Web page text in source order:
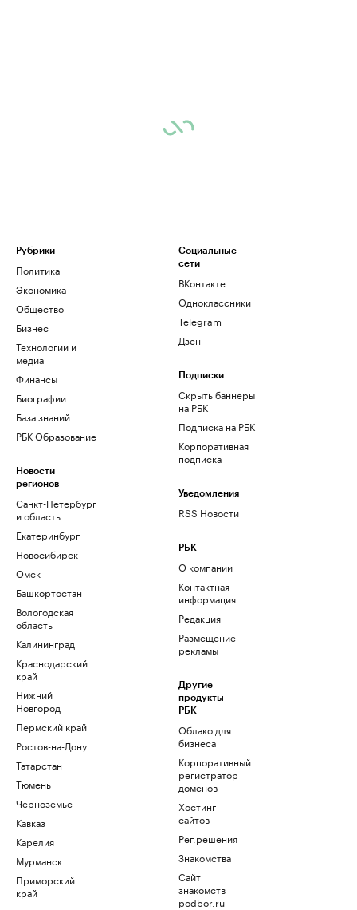
Рубрики
Политика
Экономика
Общество
Бизнес
Технологии и
медиа
Финансы
Биографии
База знаний
РБК Образование
Новости
регионов
Санкт-Петербург
и область
Екатеринбург
Новосибирск
Омск
Башкортостан
Вологодская
область
Калининград
Краснодарский
край
Нижний
Новгород
Пермский край
Ростов-на-Дону
Татарстан
Тюмень
Черноземье
Кавказ
Карелия
Мурманск
Приморский
край
Социальные
сети
ВКонтакте
Одноклассники
Telegram
Дзен
Подписки
Скрыть баннеры
на РБК
Подписка на РБК
Корпоративная
подписка
Уведомления
RSS Новости
РБК
О компании
Контактная
информация
Редакция
Размещение
рекламы
Другие
продукты
РБК
Облако для
бизнеса
Корпоративный
регистратор
доменов
Хостинг
сайтов
Рег.решения
Знакомства
Сайт
знакомств
podbor.ru